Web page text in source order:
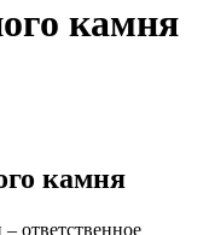
камня
камня
ответственное